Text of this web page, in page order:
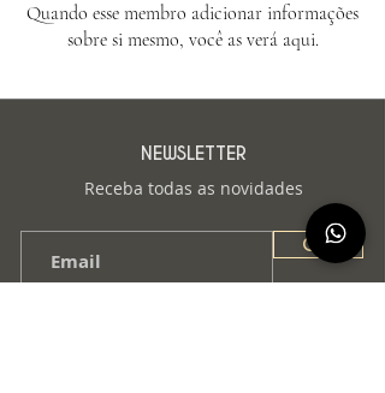
Quando esse membro adicionar informações
sobre si mesmo, você as verá aqui.
NEWSLETTER
Receba todas as novidades
OK!